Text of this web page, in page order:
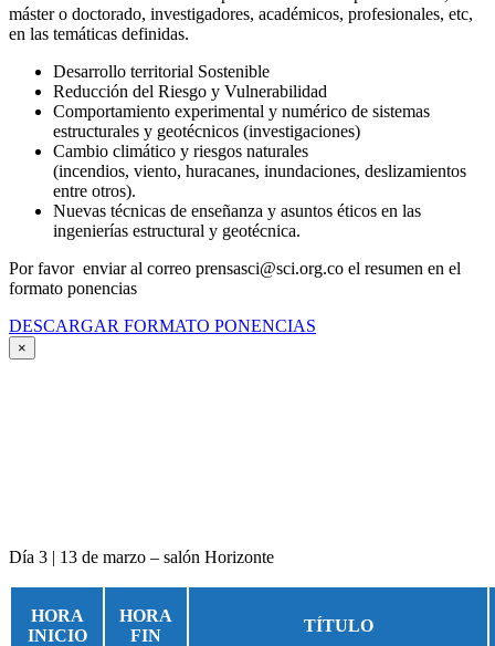
máster o doctorado, investigadores, académicos, profesionales, etc,
en las temáticas definidas.
Desarrollo territorial Sostenible
Reducción del Riesgo y Vulnerabilidad
Comportamiento experimental y numérico de sistemas
estructurales y geotécnicos (investigaciones)
Cambio climático y riesgos naturales
(incendios, viento, huracanes, inundaciones, deslizamientos
entre otros).
Nuevas técnicas de enseñanza y asuntos éticos en las
ingenierías estructural y geotécnica.
Por favor enviar al correo prensasci@sci.org.co el resumen en el
formato ponencias
DESCARGAR FORMATO PONENCIAS
×
Día 3 | 13 de marzo – salón Horizonte
HORA
INICIO
HORA
FIN
TÍTULO